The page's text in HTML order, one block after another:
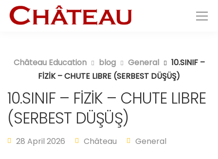
Château Education blog General
10.SINIF –
FİZİK – CHUTE LIBRE (SERBEST DÜŞÜŞ)
10.SINIF – FİZİK – CHUTE LIBRE
(SERBEST DÜŞÜŞ)
28 April 2026 Château General